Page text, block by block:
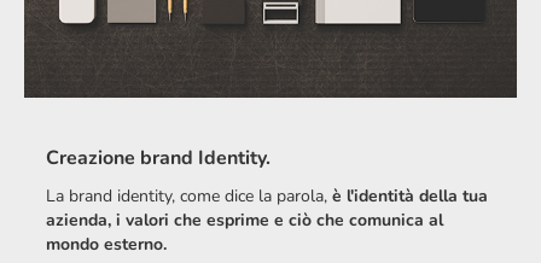
Creazione brand Identity.
La brand identity, come dice la parola,è l'identità della tua
azienda, i valori che esprime e ciò che comunica al
mondo esterno.